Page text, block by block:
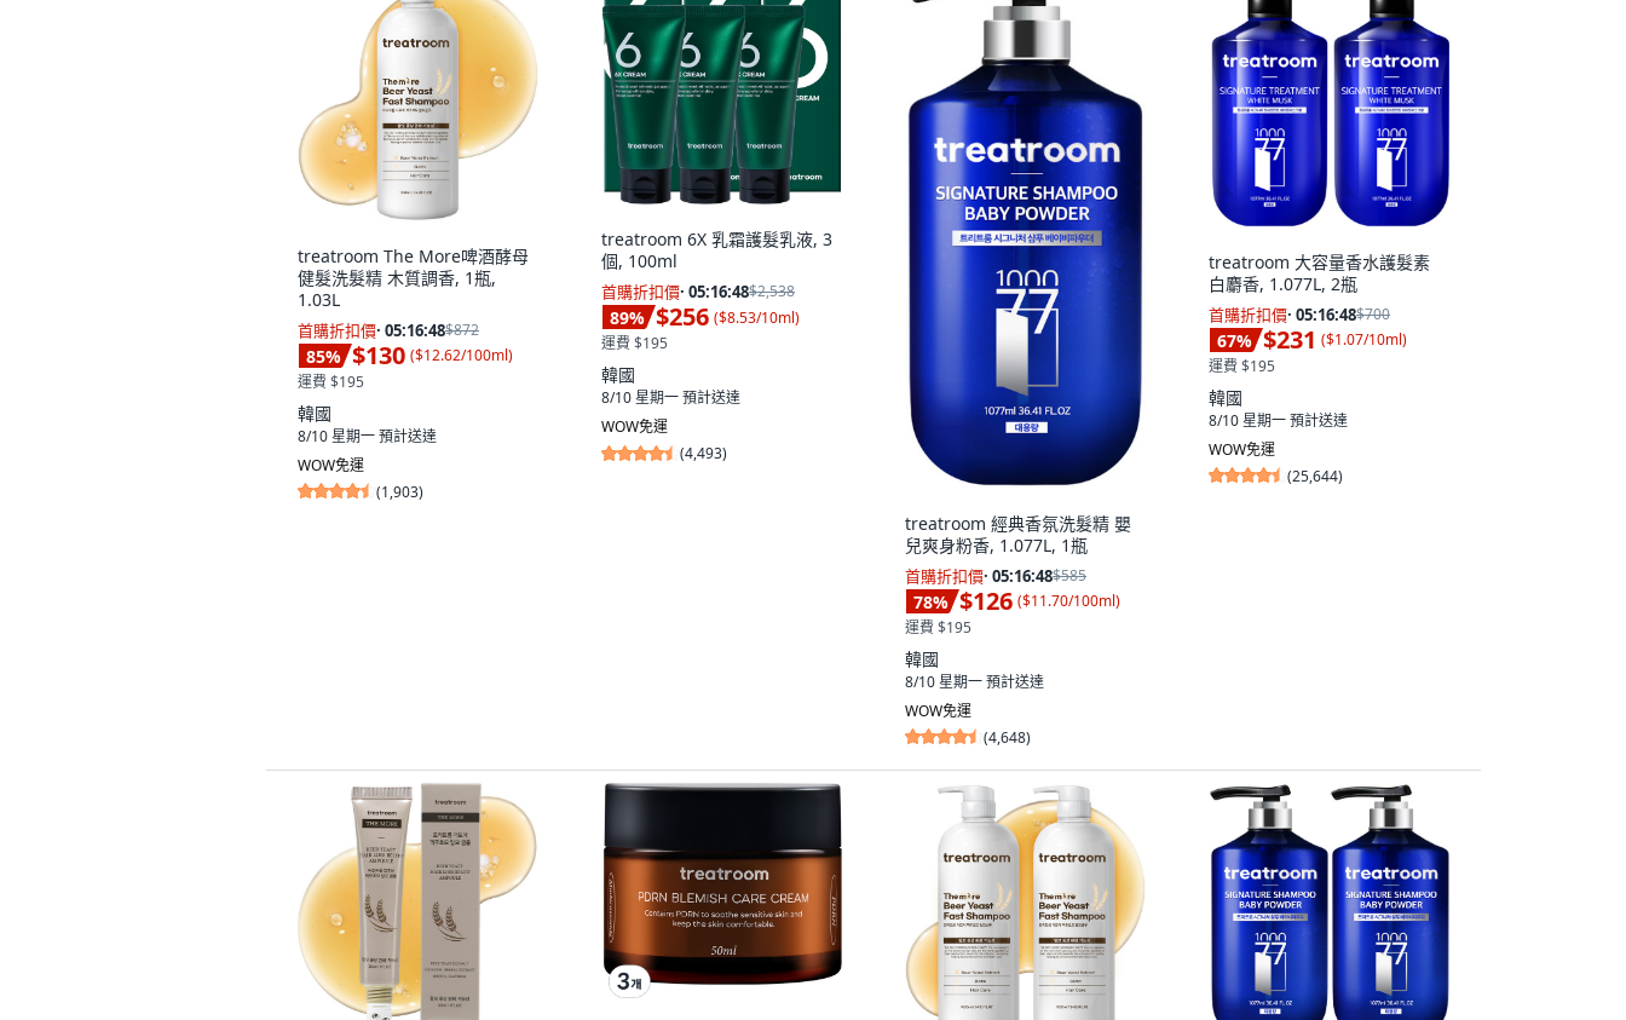
treatroom The More啤酒酵母
健髮洗髮精 木質調香, 1瓶,
1.03L
首購折扣價· 05:16:47$872
85% $130 ($12.62/100ml)
運費 $195
韓國
8/10 星期一預計送達
WOW免運
(1,903)
treatroom 6X 乳霜護髮乳液, 3
個, 100ml
首購折扣價· 05:16:47$2,538
89% $256 ($8.53/10ml)
運費 $195
韓國
8/10 星期一預計送達
WOW免運
(4,493)
treatroom 經典香氛洗髮精 嬰
兒爽身粉香, 1.077L, 1瓶
首購折扣價· 05:16:47$585
78% $126 ($11.70/100ml)
運費 $195
韓國
8/10 星期一預計送達
WOW免運
(4,648)
treatroom 大容量香水護髮素
白麝香, 1.077L, 2瓶
首購折扣價· 05:16:47$700
67% $231 ($1.07/10ml)
運費 $195
韓國
8/10 星期一預計送達
WOW免運
(25,644)